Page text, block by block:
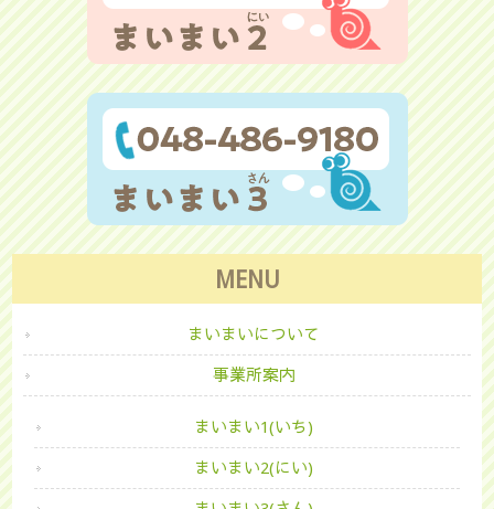
MENU
まいまいについて
事業所案内
まいまい1(いち)
まいまい2(にい)